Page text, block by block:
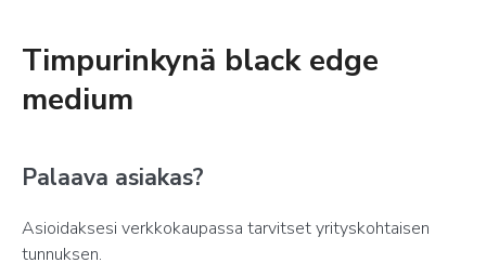
Timpurinkynä black edge
medium
Palaava asiakas?
Asioidaksesi verkkokaupassa tarvitset yrityskohtaisen
tunnuksen.